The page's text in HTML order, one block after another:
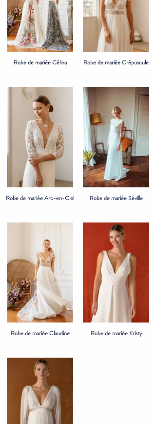
Robe de mariée Célina Robe de mariée Crépuscule
Robe de mariée Arc-en-Ciel Robe de mariée Séville
Robe de mariée Claudine Robe de mariée Kristy